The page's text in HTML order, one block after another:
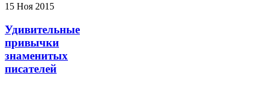
15 Ноя 2015
Удивительные
привычки
знаменитых
писателей